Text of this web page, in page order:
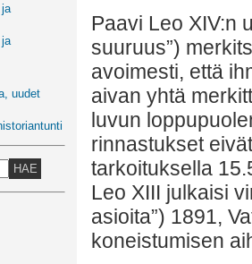
uudet
HAE
Paavi Leo XIV:n
suuruus”)
avoimesti, että
aivan yhtä
luvun
rinnastukset
tarkoituksella
Leo XIII julkaisi
asioita”) 1891,
koneistumisen